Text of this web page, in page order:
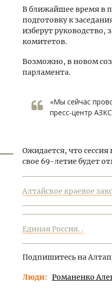
В ближайшее время в
подготовку к
изберут руководство,
комитетов.
Возможно, в новом
парламента.
«Мы сейчас
пресс-центр
Ожидается, что
свое 69-летие будет
Алтайское краевое
Единая Россия. .
Подпишитесь на
Люди Романенко